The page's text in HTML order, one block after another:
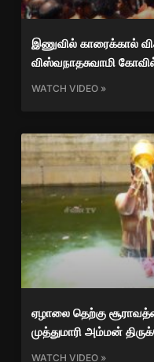
இணுவில் காரைக்கால்
விஸ்வநாதசுவாமி
WATCH VIDEO »
ஏழாலை தெற்கு
முத்துமாரி அம்மன்
WATCH VIDEO »